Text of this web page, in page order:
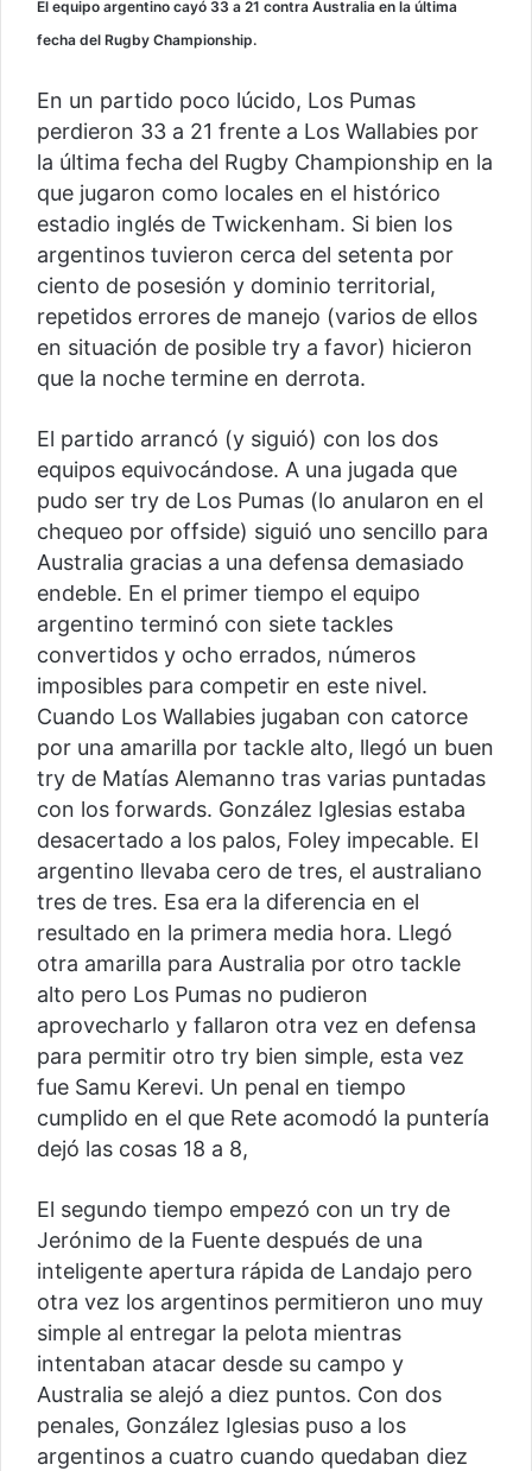
El equipo argentino cayó 33 a 21 contra Australia en la última
fecha del Rugby Championship.
En un partido poco lúcido, Los Pumas
perdieron 33 a 21 frente a Los Wallabies por
la última fecha del Rugby Championship en la
que jugaron como locales en el histórico
estadio inglés de Twickenham. Si bien los
argentinos tuvieron cerca del setenta por
ciento de posesión y dominio territorial,
repetidos errores de manejo (varios de ellos
en situación de posible try a favor) hicieron
que la noche termine en derrota.
El partido arrancó (y siguió) con los dos
equipos equivocándose. A una jugada que
pudo ser try de Los Pumas (lo anularon en el
chequeo por offside) siguió uno sencillo para
Australia gracias a una defensa demasiado
endeble. En el primer tiempo el equipo
argentino terminó con siete tackles
convertidos y ocho errados, números
imposibles para competir en este nivel.
Cuando Los Wallabies jugaban con catorce
por una amarilla por tackle alto, llegó un buen
try de Matías Alemanno tras varias puntadas
con los forwards. González Iglesias estaba
desacertado a los palos, Foley impecable. El
argentino llevaba cero de tres, el australiano
tres de tres. Esa era la diferencia en el
resultado en la primera media hora. Llegó
otra amarilla para Australia por otro tackle
alto pero Los Pumas no pudieron
aprovecharlo y fallaron otra vez en defensa
para permitir otro try bien simple, esta vez
fue Samu Kerevi. Un penal en tiempo
cumplido en el que Rete acomodó la puntería
dejó las cosas 18 a 8,
El segundo tiempo empezó con un try de
Jerónimo de la Fuente después de una
inteligente apertura rápida de Landajo pero
otra vez los argentinos permitieron uno muy
simple al entregar la pelota mientras
intentaban atacar desde su campo y
Australia se alejó a diez puntos. Con dos
penales, González Iglesias puso a los
argentinos a cuatro cuando quedaban diez